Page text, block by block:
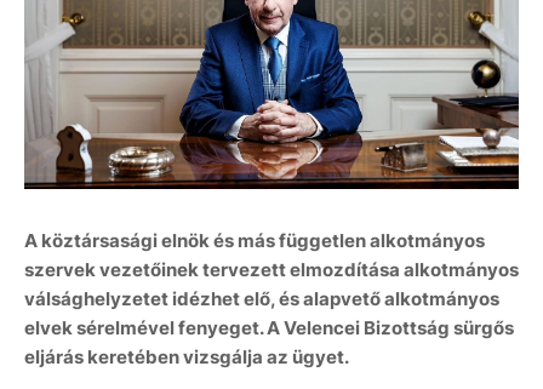
A köztársasági elnök és más független alkotmányos
szervek vezetőinek tervezett elmozdítása alkotmányos
válsághelyzetet idézhet elő, és alapvető alkotmányos
elvek sérelmével fenyeget. A Velencei Bizottság sürgős
eljárás keretében vizsgálja az ügyet.